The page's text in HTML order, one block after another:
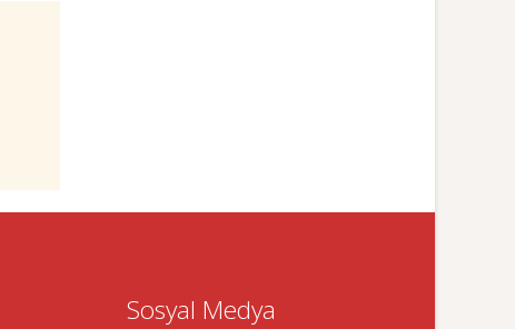
Sosyal Medya